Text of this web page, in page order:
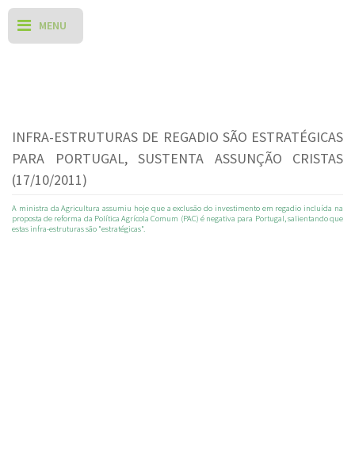
INFRA-ESTRUTURAS DE REGADIO SÃO ESTRATÉGICAS
PARA PORTUGAL, SUSTENTA ASSUNÇÃO CRISTAS
(17/10/2011)
A ministra da Agricultura assumiu hoje que a exclusão do investimento em regadio incluída na
proposta de reforma da Política Agrícola Comum (PAC) é negativa para Portugal, salientando que
estas infra-estruturas são "estratégicas".